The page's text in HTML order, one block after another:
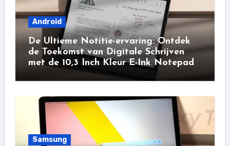
Android
De Ultieme Notitie-ervaring: Ontdek
de Toekomst van Digitale Schrijven
met de 10,3 Inch Kleur E-Ink Notepad
Samsung